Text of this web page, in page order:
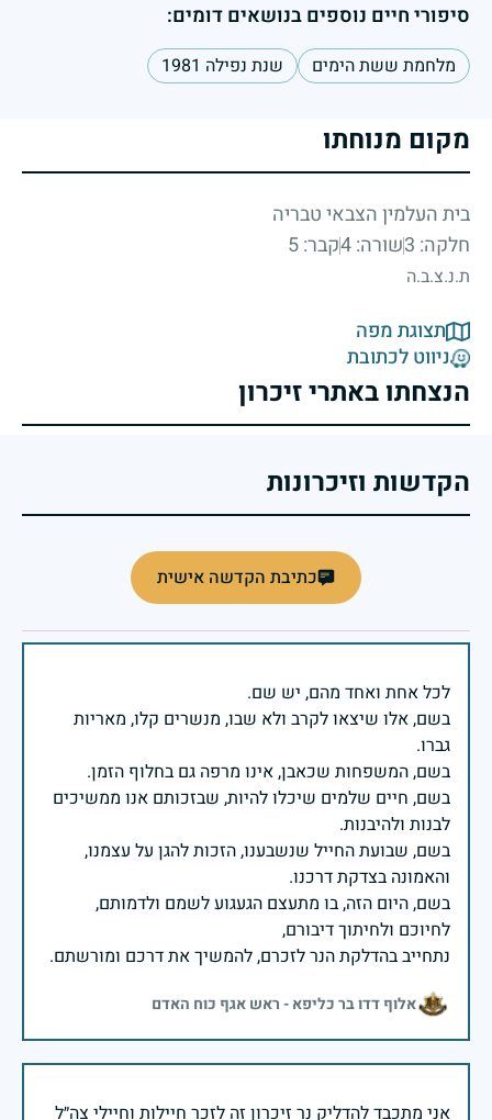
סיפורי חיים נוספים בנושאים דומים:
מלחמת ששת הימים שנת נפילה 1981
מקום מנוחתו
בית העלמין הצבאי טבריה
חלקה: 3
שורה: 4 קבר: 5
ת.נ.צ.ב.ה
תצוגת מפה
ניווט לכתובת
הנצחתו באתרי זיכרון
הקדשות וזיכרונות
כתיבת הקדשה אישית
בשם, אלו שיצאו לקרב ולא שבו, מנשרים קלו, מאריות
בשם, חיים שלמים שיכלו להיות, שבזכותם אנו ממשיכים
בשם, שבועת החייל שנשבענו, הזכות להגן על עצמנו,
בשם, היום הזה, בו מתעצם הגעגוע לשמם ולדמותם,
נתחייב בהדלקת הנר לזכרם, להמשיך את דרכם ומורשתם.
אלוף דדו בר כליפא - ראש אגף כוח האדם
אני מתכבד להדליק נר זיכרון זה לזכר חיילות וחיילי צה״ל